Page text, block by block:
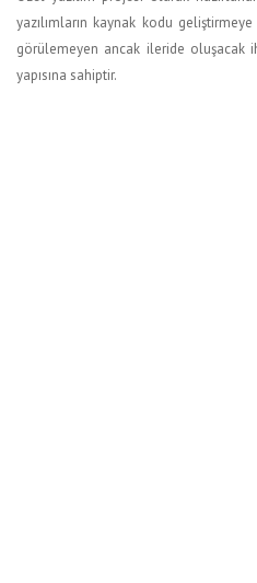
yazılımların kaynak kodu
görülemeyen ancak ileride oluşacak
yapısına sahiptir.